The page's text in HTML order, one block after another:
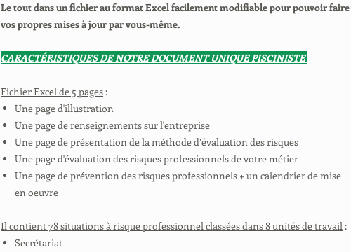
Le tout dans un fichier au format Excel facilement modifiable pour pouvoir faire
vos propres mises à jour par vous-même.
CARACTÉRISTIQUES DE NOTRE DOCUMENT UNIQUE PISCINISTE
Fichier Excel de 5 pages:
Une page d'illustration
Une page de renseignements sur l'entreprise
Une page de présentation de la méthode d’évaluation des risques
Une page d'évaluation des risques professionnels de votre métier
Une page de prévention des risques professionnels + un calendrier de mise
en oeuvre
Il contient 78 situations à risque professionnel classées dans 8 unités de travail:
Secrétariat